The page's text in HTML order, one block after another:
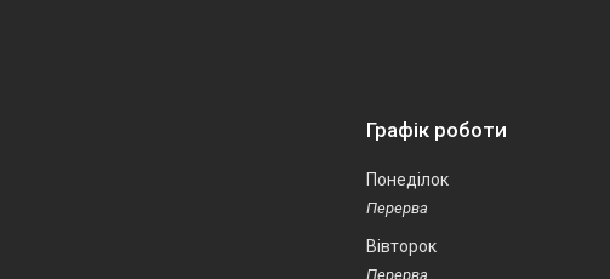
Графік роботи
Понеділок
Вівторок